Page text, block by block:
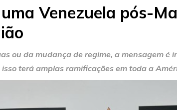
Venezuela pós-
ou da mudança de regime, a mensagem
terá amplas ramificações em toda a